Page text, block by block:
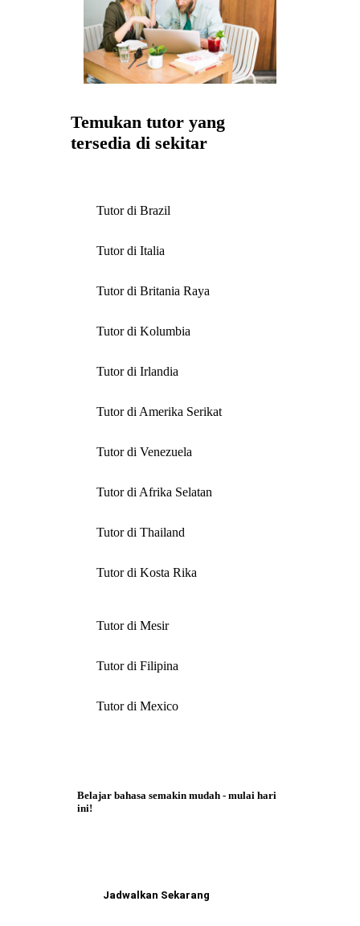
Temukan tutor yang
tersedia di sekitar
Tutor di Brazil
Tutor di Italia
Tutor di Britania Raya
Tutor di Kolumbia
Tutor di Irlandia
Tutor di Amerika Serikat
Tutor di Venezuela
Tutor di Afrika Selatan
Tutor di Thailand
Tutor di Kosta Rika
Tutor di Mesir
Tutor di Filipina
Tutor di Mexico
Belajar bahasa semakin mudah - mulai hari
ini!
Jadwalkan Sekarang